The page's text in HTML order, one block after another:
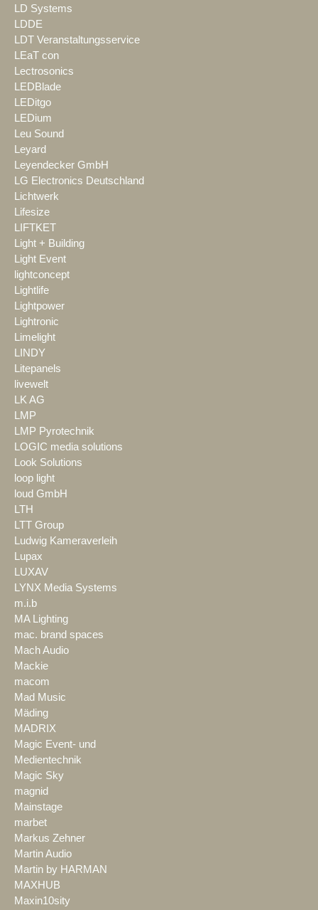
LD Systems
LDDE
LDT Veranstaltungsservice
LEaT con
Lectrosonics
LEDBlade
LEDitgo
LEDium
Leu Sound
Leyard
Leyendecker GmbH
LG Electronics Deutschland
Lichtwerk
Lifesize
LIFTKET
Light + Building
Light Event
lightconcept
Lightlife
Lightpower
Lightronic
Limelight
LINDY
Litepanels
livewelt
LK AG
LMP
LMP Pyrotechnik
LOGIC media solutions
Look Solutions
loop light
loud GmbH
LTH
LTT Group
Ludwig Kameraverleih
Lupax
LUXAV
LYNX Media Systems
m.i.b
MA Lighting
mac. brand spaces
Mach Audio
Mackie
macom
Mad Music
Mäding
MADRIX
Magic Event- und
Medientechnik
Magic Sky
magnid
Mainstage
marbet
Markus Zehner
Martin Audio
Martin by HARMAN
MAXHUB
Maxin10sity